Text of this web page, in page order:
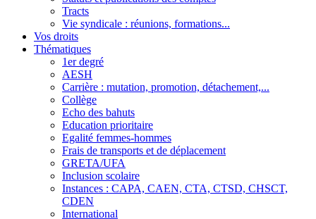
Tracts
Vie syndicale : réunions, formations...
Vos droits
Thématiques
1er degré
AESH
Carrière : mutation, promotion, détachement,...
Collège
Echo des bahuts
Education prioritaire
Egalité femmes-hommes
Frais de transports et de déplacement
GRETA/UFA
Inclusion scolaire
Instances : CAPA, CAEN, CTA, CTSD, CHSCT,
CDEN
International